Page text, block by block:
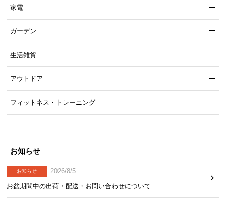
家電
ガーデン
生活雑貨
アウトドア
フィットネス・トレーニング
お知らせ
お知らせ
2026/8/5
お盆期間中の出荷・配送・お問い合わせについて